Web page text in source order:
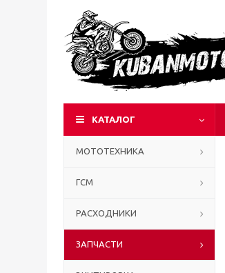
КАТАЛОГ
МОТОТЕХНИКА
ГСМ
РАСХОДНИКИ
ЗАПЧАСТИ